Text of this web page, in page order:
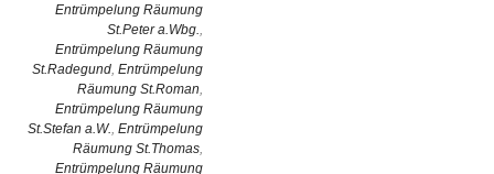
Entrümpelung Räumung
St.Peter a.Wbg.,
Entrümpelung Räumung
St.Radegund, Entrümpelung
Räumung St.Roman,
Entrümpelung Räumung
St.Stefan a.W., Entrümpelung
Räumung St.Thomas,
Entrümpelung Räumung